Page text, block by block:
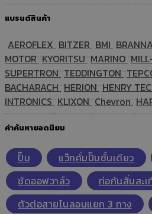
แบรนด์สินค้า
AEROFLEX BITZER BMI
MOTOR KYORITSU MARINO
SUPERTRON TEDDINGTON
BACHARACH HERION HENRY
INTRONICS KLIXON Chevron
คำค้นหายอดนิยม
ปั๊ม แว๊กคั่มปั๊มชั้นเดียว
ชัดออฟวาล์ว
ท่อกันสั่นสะเ
ตัวต่อสายไนลอนแยก 3 ทาง